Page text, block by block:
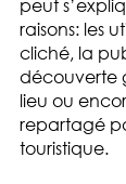
peut
raisons: les
cliché, la
découverte
lieu ou
repartagé
touristique.